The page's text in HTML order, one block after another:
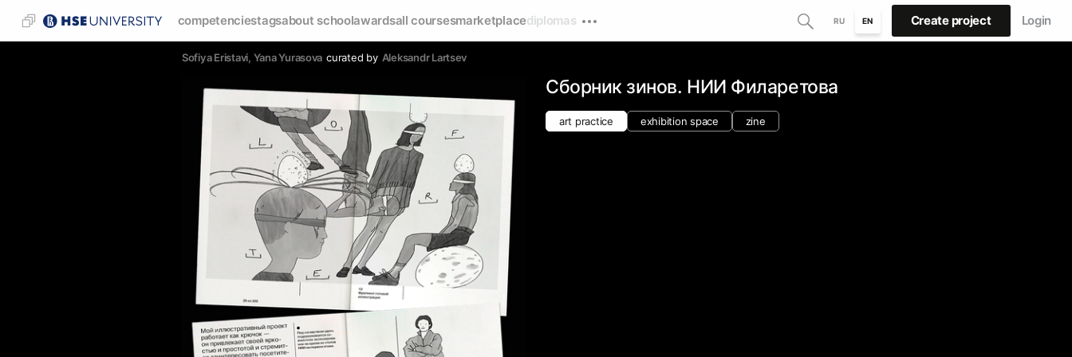
competenciestagsabout schoolawardsall coursesmarketplacediplomas RU EN Create project Login
Sofiya Eristavi, Yana Yurasova curated by Аleksandr Lartsev
Сборник зинов. НИИ Филаретова
art practice exhibition space zine